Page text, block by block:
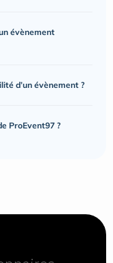
évènement
d’un évènement ?
ProEvent97 ?